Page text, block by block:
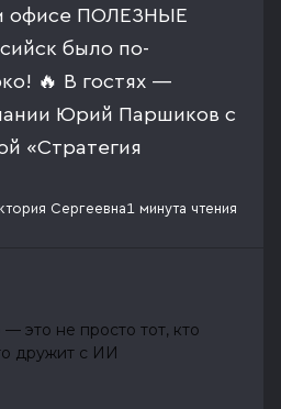
офисе ПОЛЕЗНЫЕ
было по-
🔥 В гостях —
Юрий Паршиков с
«Стратегия
Сергеевна1 минута чтения